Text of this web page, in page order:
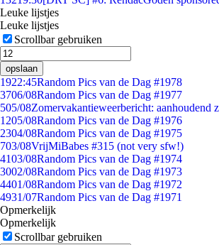
Leuke lijstjes
Leuke lijstjes
Scrollbar gebruiken
opslaan
1922:45Random Pics van de Dag #1978
3706/08Random Pics van de Dag #1977
505/08Zomervakantieweerbericht: aanhoudend
1205/08Random Pics van de Dag #1976
2304/08Random Pics van de Dag #1975
703/08VrijMiBabes #315 (not very sfw!)
4103/08Random Pics van de Dag #1974
3002/08Random Pics van de Dag #1973
4401/08Random Pics van de Dag #1972
4931/07Random Pics van de Dag #1971
Opmerkelijk
Opmerkelijk
Scrollbar gebruiken